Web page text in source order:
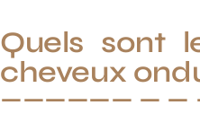
Quels sont
cheveux